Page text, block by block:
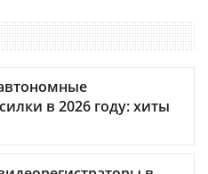
в 2026 году: хиты